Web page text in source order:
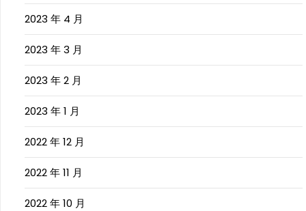
2023 年 4 月
2023 年 3 月
2023 年 2 月
2023 年 1 月
2022 年 12 月
2022 年 11 月
2022 年 10 月